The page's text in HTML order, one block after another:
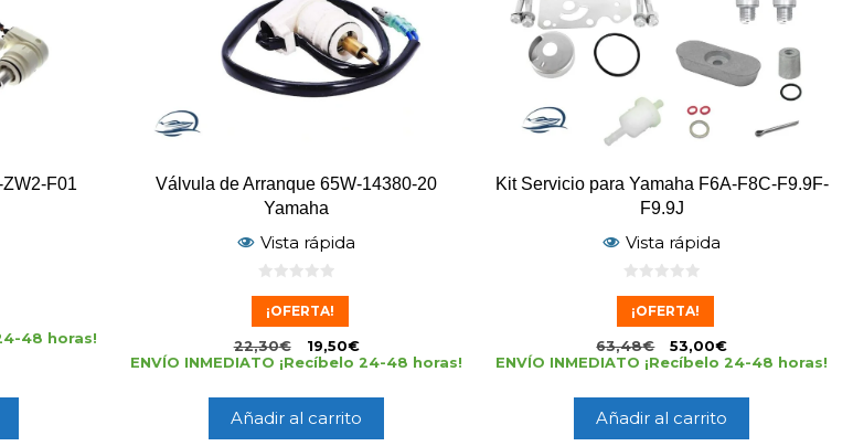
F01
48 horas!
Válvula de Arranque 65W-14380-20
Yamaha
Vista rápida
5
¡OFERTA!
22,30€ 19,50€
ENVÍO INMEDIATO ¡Recíbelo 24-48 horas!
Añadir al carrito
Kit Servicio para Yamaha F6A-F8C-F9.9F-
F9.9J
Vista rápida
5
¡OFERTA!
63,48€ 53,00€
ENVÍO INMEDIATO ¡Recíbelo 24-48 horas!
Añadir al carrito